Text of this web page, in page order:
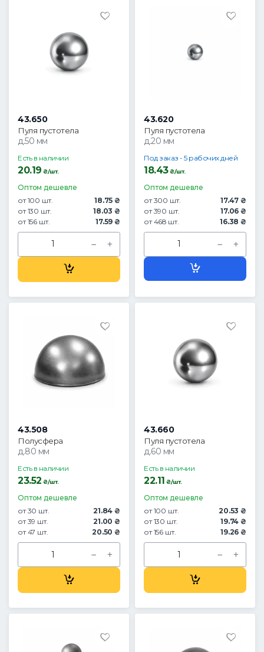
43.650
Пуля пустотела
д.50 мм
Есть в наличии
20.19 ₴/шт.
Оптом дешевле
от 100 шт.
18.75 ₴
от 130 шт.
18.03 ₴
от 156 шт.
17.59 ₴
43.620
Пуля пустотела
д.20 мм
Под заказ - 5 рабочих дней
18.43₴/шт.
Оптом дешевле
от 300 шт.
17.47 ₴
от 390 шт.
17.06 ₴
от 468 шт.
16.38 ₴
43.508
Полусфера
д.80 мм
Есть в наличии
23.52 ₴/шт.
Оптом дешевле
от 30 шт.
21.84 ₴
от 39 шт.
21.00 ₴
от 47 шт.
20.50 ₴
43.660
Пуля пустотела
д.60 мм
Есть в наличии
22.11 ₴/шт.
Оптом дешевле
от 100 шт.
20.53 ₴
от 130 шт.
19.74 ₴
от 156 шт.
19.26 ₴